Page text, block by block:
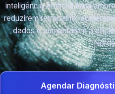
inteligência artificial para
reduzirem retrabalho,
dados e aumentarem a
Agendar